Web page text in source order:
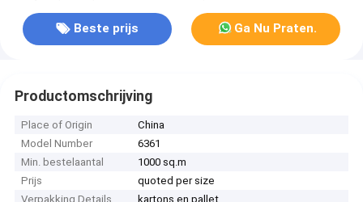
Beste prijs Ga Nu Praten.
Productomschrijving
Place of Origin
China
Model Number
6361
Min. bestelaantal
1000 sq.m
Prijs
quoted per size
Verpakking Details
kartons en pallet